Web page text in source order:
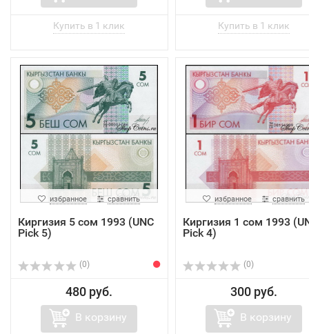
избранное сравнить
Киргизия 5 сом 1993 (UNC
Pick 5)
(0)
480 руб.
В корзину
избранное сравнить
Киргизия 1 сом 1993
Pick 4)
(0)
300 руб.
В корзину